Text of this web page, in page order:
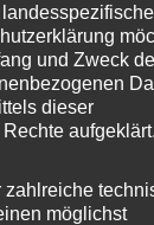
ein
hilfreich,
Insofern
auch
Sie
und Zweck
dieser
zahlreiche
möglichst